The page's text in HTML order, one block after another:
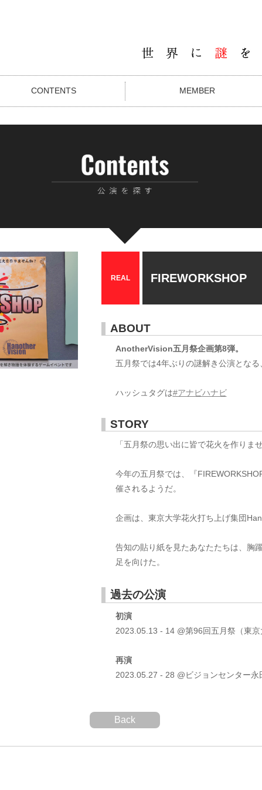
CONTENTS MEMBER
REAL FIREWORKSHOP
ABOUT
AnotherVision五月祭企画第8弾。
五月祭では4年ぶりの謎解き公演となる
ハッシュタグは#アナビハナビ
STORY
「五月祭の思い出に皆で花火を作りま
今年の五月祭では、『
催されるようだ。
企画は、東京大学花火打ち上げ集団
告知の貼り紙を見たあなたたちは、胸
足を向けた。
過去の公演
初演
2023.05.13 - 14 @第96回五月祭（東京
再演
2023.05.27 - 28 @ビジョンセンター永
Back